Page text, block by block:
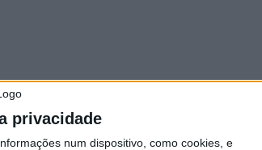
privacidade
num dispositivo, como cookies, e